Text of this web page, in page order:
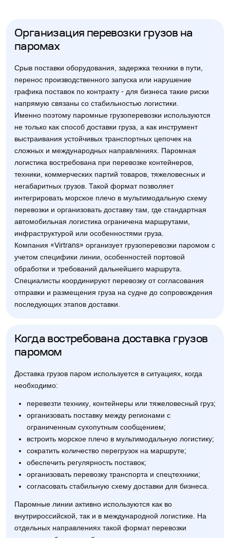
Организация перевозки грузов на
паромах
Срыв поставки оборудования, задержка техники в пути,
перенос производственного запуска или нарушение
графика поставок по контракту - для бизнеса такие риски
напрямую связаны со стабильностью логистики.
Именно поэтому паромные грузоперевозки используются
не только как способ доставки груза, а как инструмент
выстраивания устойчивых транспортных цепочек на
сложных и международных направлениях. Паромная
логистика востребована при перевозке контейнеров,
техники, коммерческих партий товаров, тяжеловесных и
негабаритных грузов. Такой формат позволяет
интегрировать морское плечо в мультимодальную схему
перевозки и организовать доставку там, где стандартная
автомобильная логистика ограничена маршрутами,
инфраструктурой или особенностями груза.
Компания «Virtrans» организует грузоперевозки паромом с
учетом специфики линии, особенностей портовой
обработки и требований дальнейшего маршрута.
Специалисты координируют перевозку от согласования
отправки и размещения груза на судне до сопровождения
последующих этапов доставки.
Когда востребована доставка грузов
паромом
Доставка грузов паром используется в ситуациях, когда
необходимо:
перевезти технику, контейнеры или тяжеловесный груз;
организовать поставку между регионами с
ограниченным сухопутным сообщением;
встроить морское плечо в мультимодальную логистику;
сократить количество перегрузок на маршруте;
обеспечить регулярность поставок;
организовать перевозку транспорта и спецтехники;
согласовать стабильную схему доставки для бизнеса.
Паромные линии активно используются как во
внутрироссийской, так и в международной логистике. На
отдельных направлениях такой формат перевозки